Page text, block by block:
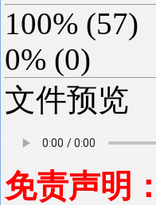
100% (57)
0% (0)
文件预览
免责声明：